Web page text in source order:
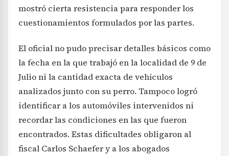
mostró cierta resistencia para responder los
cuestionamientos formulados por las partes.
El oficial no pudo precisar detalles básicos como
la fecha en la que trabajó en la localidad de 9 de
Julio ni la cantidad exacta de vehículos
analizados junto con su perro. Tampoco logró
identificar a los automóviles intervenidos ni
recordar las condiciones en las que fueron
encontrados. Estas dificultades obligaron al
fiscal Carlos Schaefer y a los abogados